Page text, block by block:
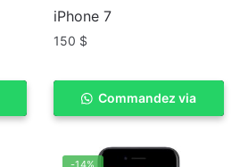
iPhone 7
150 $
ACHETER
Commandez via
-14%